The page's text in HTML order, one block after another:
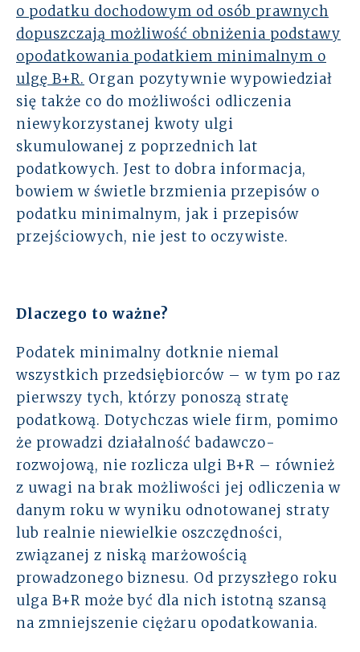
o podatku dochodowym od osób prawnych
dopuszczają możliwość obniżenia podstawy
opodatkowania podatkiem minimalnym o
ulgę B+R. Organ pozytywnie wypowiedział
się także co do możliwości odliczenia
niewykorzystanej kwoty ulgi
skumulowanej z poprzednich lat
podatkowych. Jest to dobra informacja,
bowiem w świetle brzmienia przepisów o
podatku minimalnym, jak i przepisów
przejściowych, nie jest to oczywiste.
Dlaczego to ważne?
Podatek minimalny dotknie niemal
wszystkich przedsiębiorców – w tym po raz
pierwszy tych, którzy ponoszą stratę
podatkową. Dotychczas wiele firm, pomimo
że prowadzi działalność badawczo-
rozwojową, nie rozlicza ulgi B+R – również
z uwagi na brak możliwości jej odliczenia w
danym roku w wyniku odnotowanej straty
lub realnie niewielkie oszczędności,
związanej z niską marżowością
prowadzonego biznesu. Od przyszłego roku
ulga B+R może być dla nich istotną szansą
na zmniejszenie ciężaru opodatkowania.